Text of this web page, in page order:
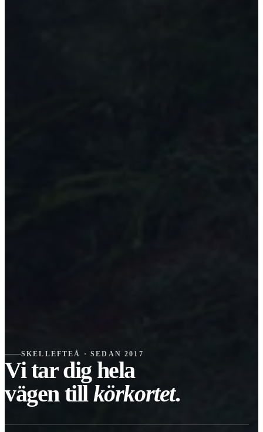
SKELLEFTEÅ · SEDAN 2017
Vi tar dig hela
vägen tillkörkortet.